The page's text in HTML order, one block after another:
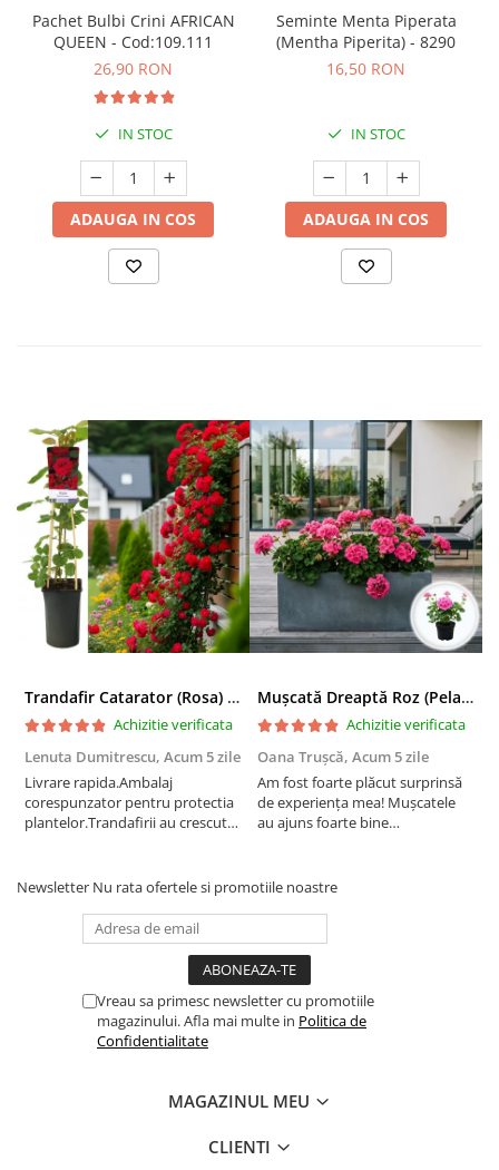
Pachet Bulbi Crini AFRICAN
QUEEN - Cod:109.111
26,90 RON
IN STOC
ADAUGA IN COS
Seminte Menta Piperata
(Mentha Piperita) - 8290
16,50 RON
IN STOC
ADAUGA IN COS
Trandafir Catarator (Rosa) Red Climber - 75cm
Achizitie verificata
Lenuta Dumitrescu, Acum 5 zile
Livrare rapida.Ambalaj
corespunzator pentru protectia
plantelor.Trandafirii au crescut
Mușcată Dreaptă Roz (Pelargonium Zonale)
Achizitie verificata
Oana Trușcă, Acum 5 zile
Am fost foarte plăcut surprinsă
de experiența mea! Mușcatele
au ajuns foarte bine
transportului. Se vede că au fost
Newsletter Nu rata ofertele si promotiile noastre
Vreau sa primesc newsletter cu promotiile
magazinului. Afla mai multe in Politica de
Confidentialitate
MAGAZINUL MEU
CLIENTI